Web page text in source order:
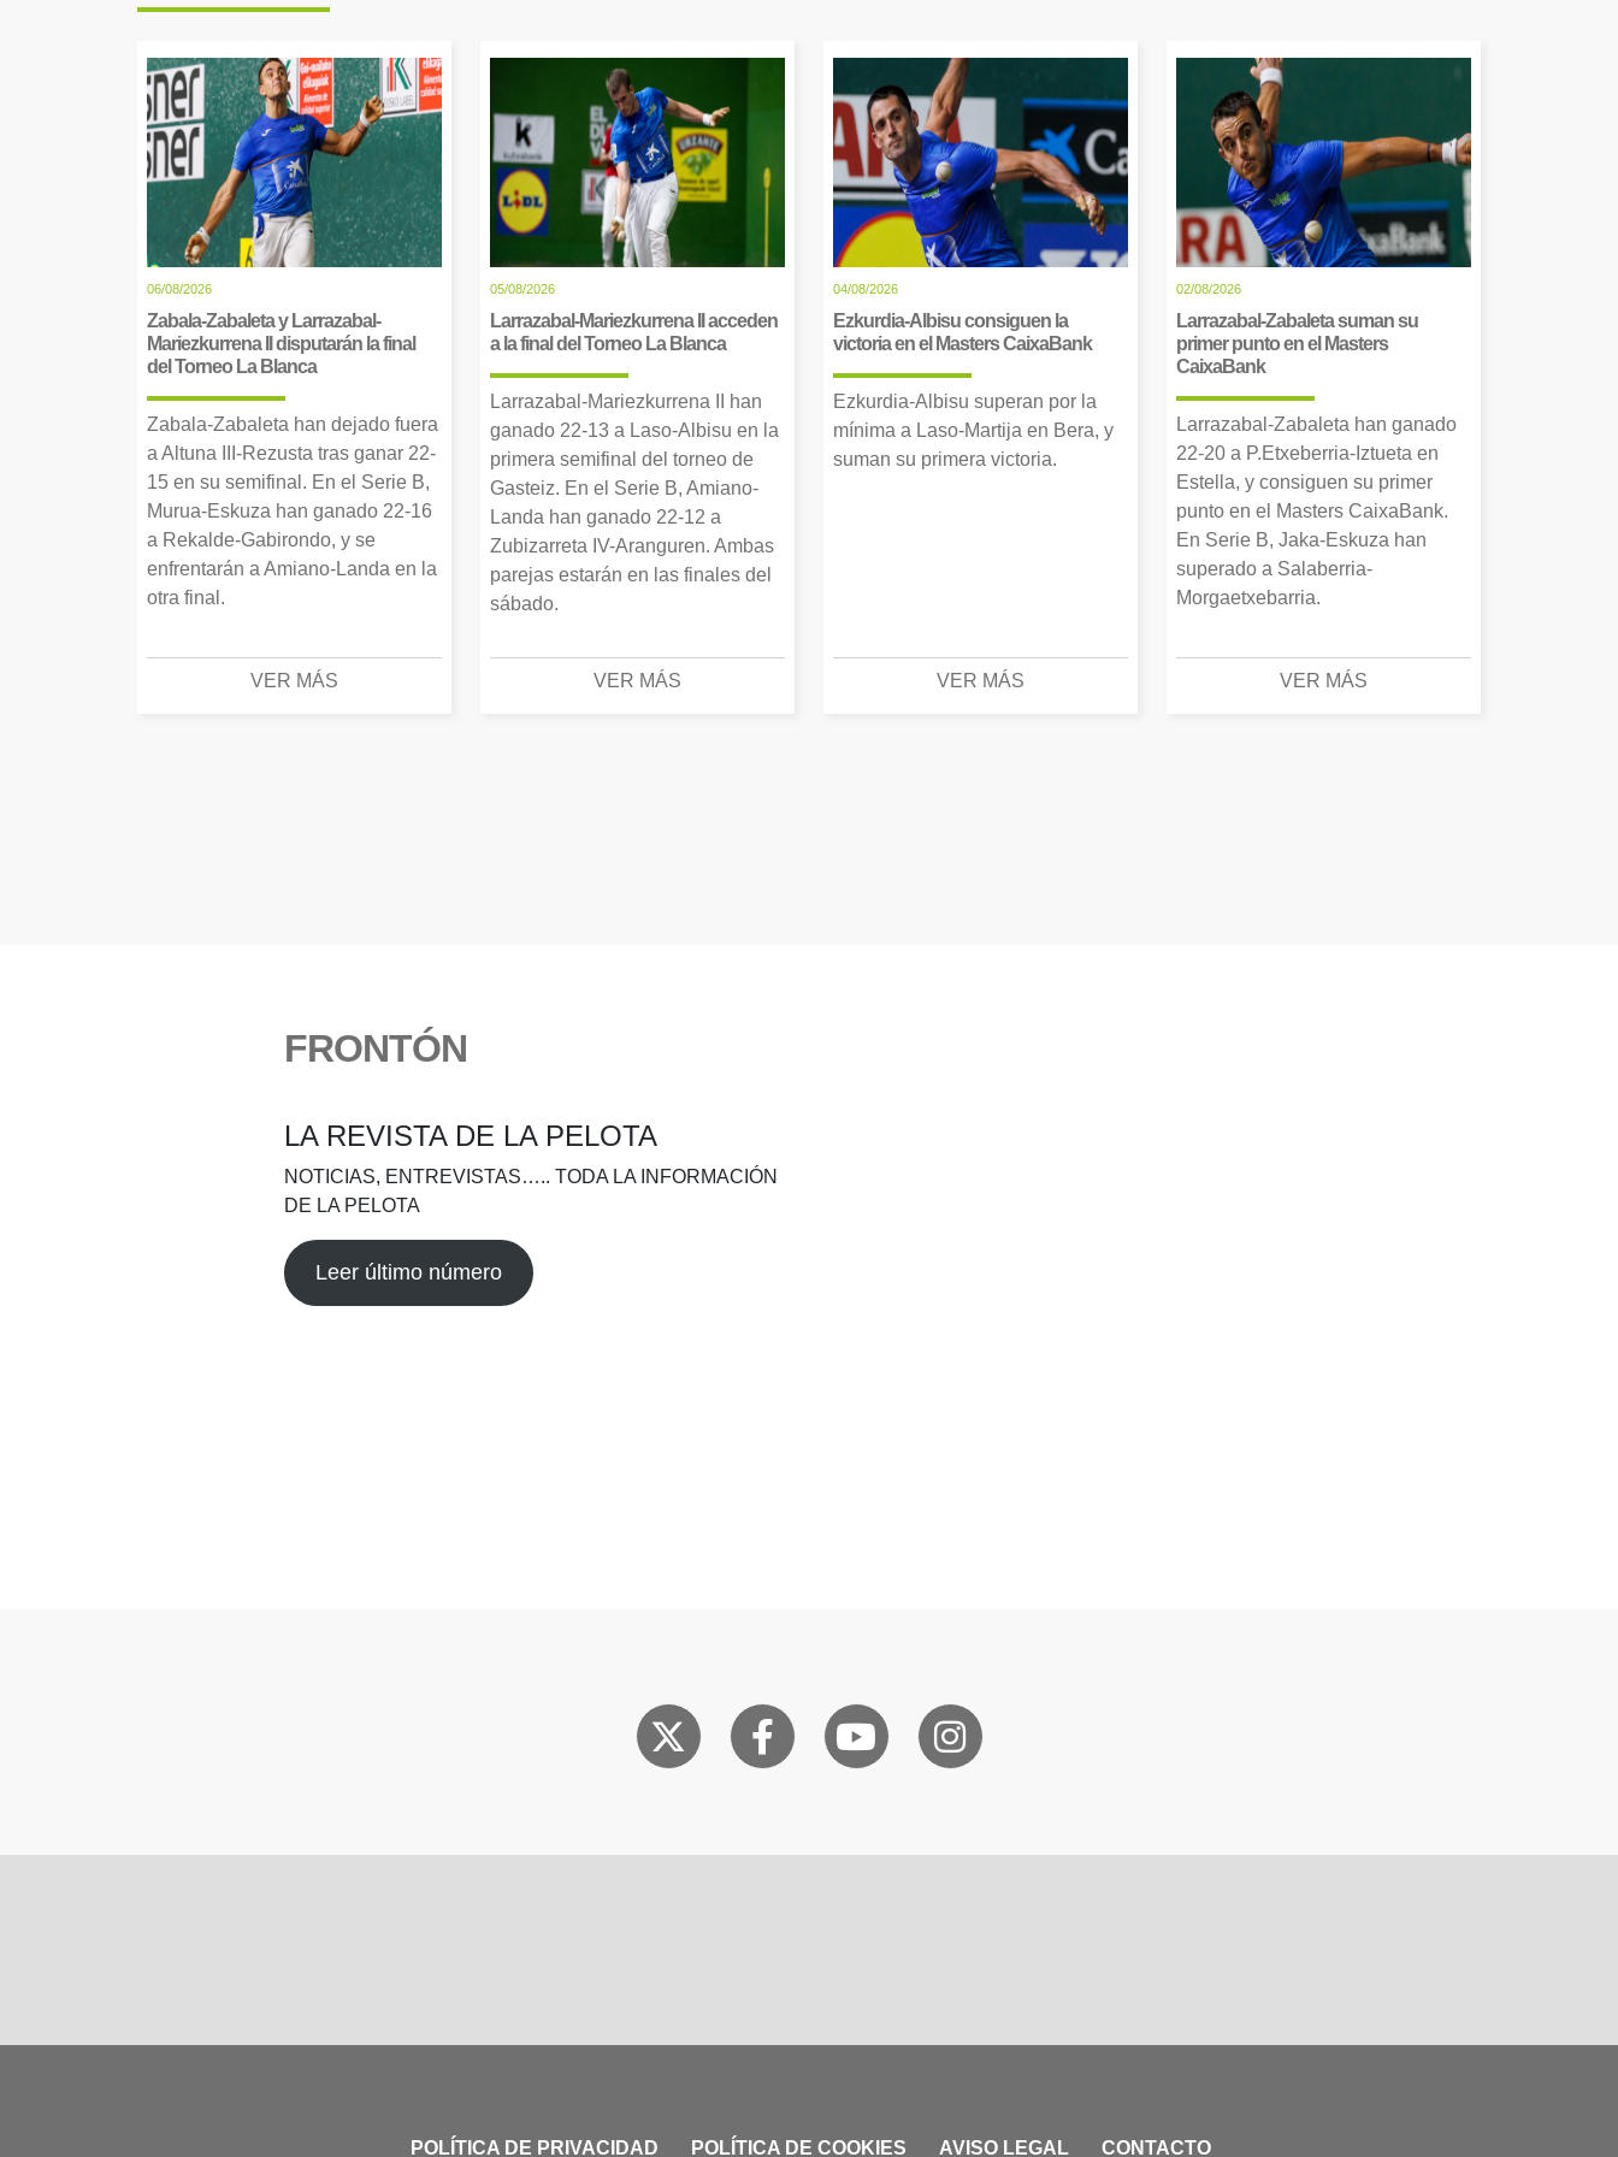
06/08/2026
Zabala-Zabaleta y Larrazabal-
Mariezkurrena II disputarán la final
del Torneo La Blanca
Zabala-Zabaleta han dejado fuera
a Altuna III-Rezusta tras ganar 22-
15 en su semifinal. En el Serie B,
Murua-Eskuza han ganado 22-16
a Rekalde-Gabirondo, y se
enfrentarán a Amiano-Landa en la
otra final.
VER MÁS
05/08/2026
Larrazabal-Mariezkurrena II acceden
a la final del Torneo La Blanca
Larrazabal-Mariezkurrena II han
ganado 22-13 a Laso-Albisu en la
primera semifinal del torneo de
Gasteiz. En el Serie B, Amiano-
Landa han ganado 22-12 a
Zubizarreta IV-Aranguren. Ambas
parejas estarán en las finales del
sábado.
VER MÁS
04/08/2026
Ezkurdia-Albisu consiguen la
victoria en el Masters CaixaBank
Ezkurdia-Albisu superan por la
mínima a Laso-Martija en Bera, y
suman su primera victoria.
VER MÁS
02/08/2026
Larrazabal-Zabaleta suman su
primer punto en el Masters
CaixaBank
Larrazabal-Zabaleta han ganado
22-20 a P.Etxeberria-Iztueta en
Estella, y consiguen su primer
punto en el Masters CaixaBank.
En Serie B, Jaka-Eskuza han
superado a Salaberria-
Morgaetxebarria.
VER MÁS
FRONTÓN
LA REVISTA DE LA PELOTA
NOTICIAS, ENTREVISTAS….. TODA LA INFORMACIÓN
DE LA PELOTA
Leer último número
POLÍTICA DE PRIVACIDAD POLÍTICA DE COOKIES AVISO LEGAL CONTACTO